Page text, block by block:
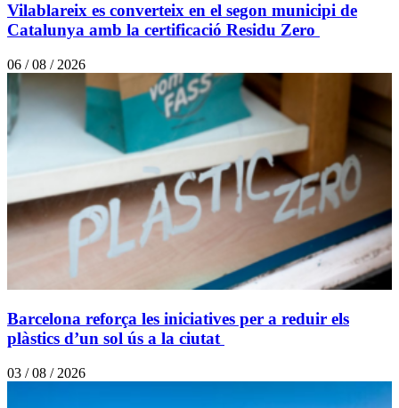
Vilablareix es converteix en el segon municipi de
Catalunya amb la certificació Residu Zero
06 / 08 / 2026
Barcelona reforça les iniciatives per a reduir els
plàstics d’un sol ús a la ciutat
03 / 08 / 2026